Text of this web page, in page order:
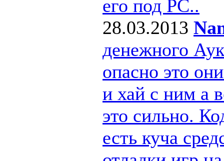
его под РС..
28.03.2013
денежного
опасно это
и хай с ним а
это сильно.
есть куча